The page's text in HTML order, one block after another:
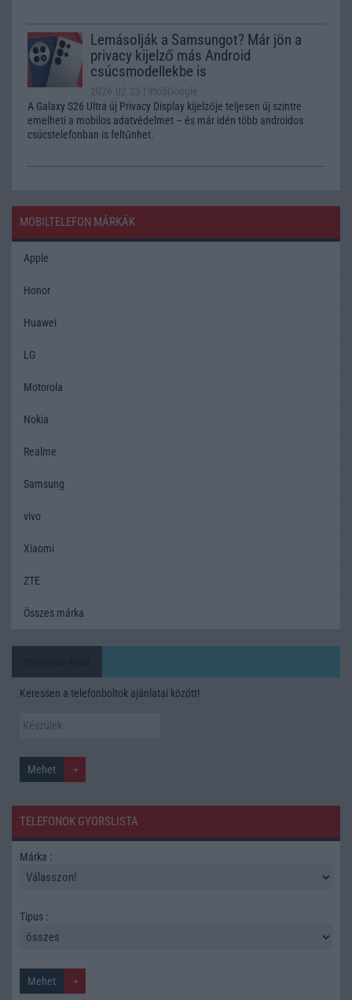
Lemásolják a Samsungot? Már jön a
privacy kijelző más Android
csúcsmodellekbe is
2026.02.23
| 9to5Google
A Galaxy S26 Ultra új Privacy Display kijelzője teljesen új szintre
emelheti a mobilos adatvédelmet – és már idén több androidos
csúcstelefonban is feltűnhet.
MOBILTELEFON MÁRKÁK
Apple
Honor
Huawei
LG
Motorola
Nokia
Realme
Samsung
vivo
Xiaomi
ZTE
Összes márka
Keressen a telefonboltok ajánlatai között!
TELEFONOK GYORSLISTA
Márka :
Tipus :